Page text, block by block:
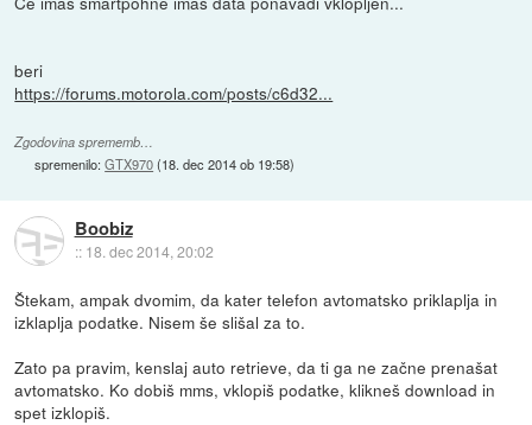
beri
https://forums.motorola.com/posts/c6d32...
Zgodovina sprememb…
spremenilo:GTX970(18. dec 2014 ob 19:58)
Boobiz
:: 18. dec 2014, 20:02
Štekam, ampak dvomim, da kater telefon avtomatsko priklaplja in
izklaplja podatke. Nisem še slišal za to.
Zato pa pravim, kenslaj auto retrieve, da ti ga ne začne prenašat
avtomatsko. Ko dobiš mms, vklopiš podatke, klikneš download in
spet izklopiš.